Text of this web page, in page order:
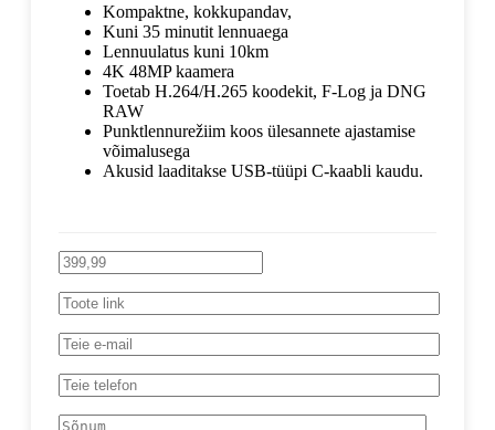
Kompaktne, kokkupandav,
Kuni 35 minutit lennuaega
Lennuulatus kuni 10km
4K 48MP kaamera
Toetab H.264/H.265 koodekit, F-Log ja DNG
RAW
Punktlennurežiim koos ülesannete ajastamise
võimalusega
Akusid laaditakse USB-tüüpi C-kaabli kaudu.